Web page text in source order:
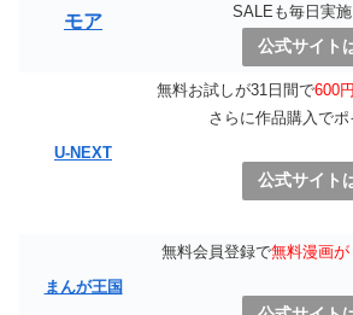
モア
SALEも毎日実
公式サイト
U-NEXT
無料お試しが31日間で600
さらに作品購入で
公式サイト
まんが王国
無料会員登録で無料漫画が